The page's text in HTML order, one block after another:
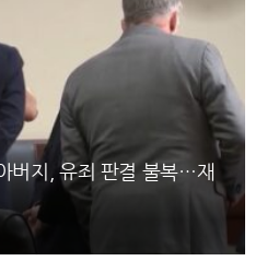
버지, 유죄 판결 불복…재